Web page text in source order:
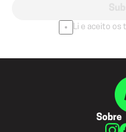
Li e aceito os
Sobre